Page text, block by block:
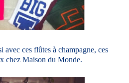
avec ces flûtes à champagne, ces
chez Maison du Monde.